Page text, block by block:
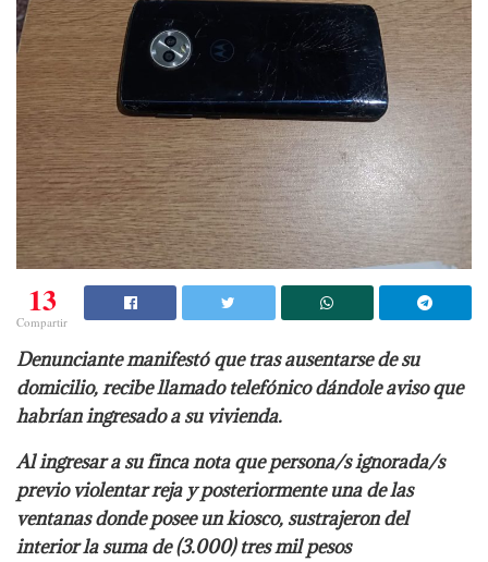
13
Compartir
Denunciante manifestó que tras ausentarse de su
domicilio, recibe llamado telefónico dándole aviso que
habrían ingresado a su vivienda.
Al ingresar a su finca nota que persona/s ignorada/s
previo violentar reja y posteriormente una de las
ventanas donde posee un kiosco, sustrajeron del
interior la suma de (3.000) tres mil pesos